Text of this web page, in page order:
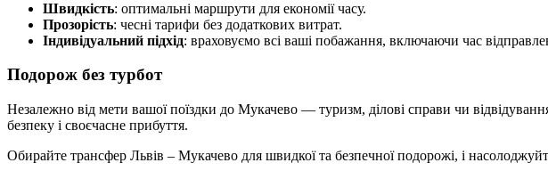
Швидкість: оптимальні маршрути для економії часу.
Прозорість: чесні тарифи без додаткових витрат.
Індивідуальний підхід: враховуємо всі ваші побажання, включаючи час
Подорож без турбот
Незалежно від мети вашої поїздки до Мукачево — туризм, ділові справи чи
безпеку і своєчасне прибуття.
Обирайте трансфер Львів – Мукачево для швидкої та безпечної подорожі, і